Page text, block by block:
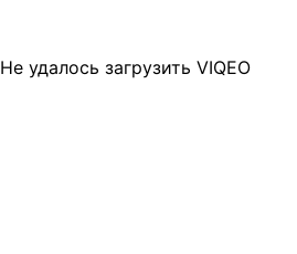
Не удалось загрузить VIQEO